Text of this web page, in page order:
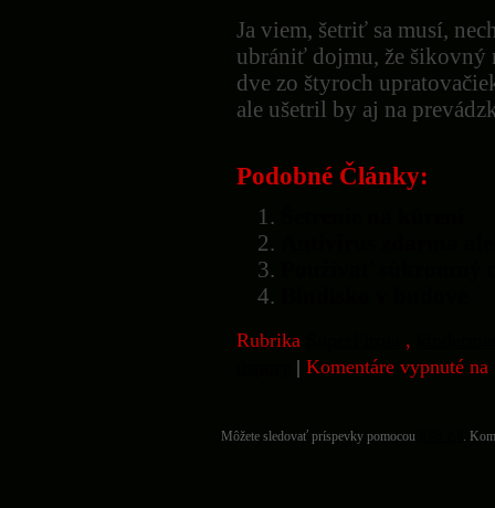
Ja viem, šetriť sa musí,
ubrániť dojmu, že šikovný
dve zo štyroch
ale ušetril by aj na
Podobné Články:
Rubrika ,
| Komentáre vypnuté na
Môžete sledovať príspevky pomocou .